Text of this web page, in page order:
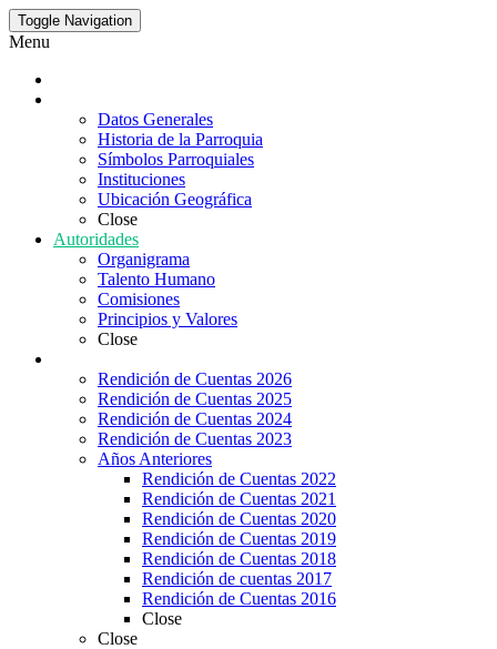
Toggle Navigation
Menu
Datos Generales
Historia de la Parroquia
Símbolos Parroquiales
Instituciones
Ubicación Geográfica
Close
Autoridades
Organigrama
Talento Humano
Comisiones
Principios y Valores
Close
Rendición de Cuentas 2026
Rendición de Cuentas 2025
Rendición de Cuentas 2024
Rendición de Cuentas 2023
Años Anteriores
Rendición de Cuentas 2022
Rendición de Cuentas 2021
Rendición de Cuentas 2020
Rendición de Cuentas 2019
Rendición de Cuentas 2018
Rendición de cuentas 2017
Rendición de Cuentas 2016
Close
Close